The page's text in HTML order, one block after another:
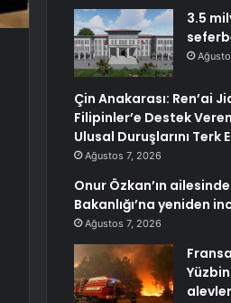
3.5
Çin Anakarası: Ren’ai
Filipinler’e Destek
Ulusal Duruşlarını Terk
Ağustos 7, 2026
Onur Özkan’ın
Bakanlığı’na yeniden
Ağustos 7, 2026